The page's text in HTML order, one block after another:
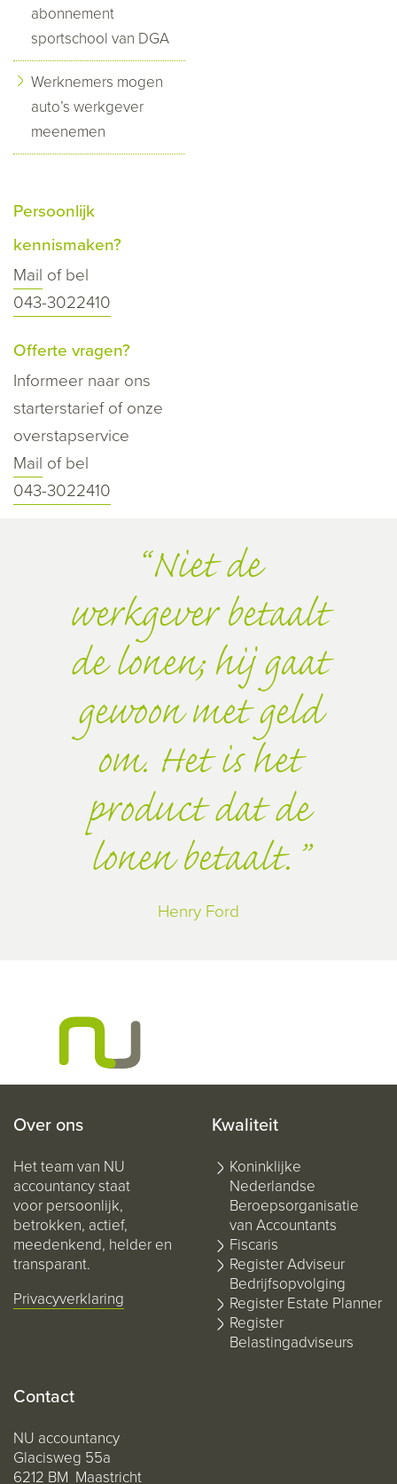
abonnement
sportschool van DGA
Werknemers mogen
auto’s werkgever
meenemen
Persoonlijk
kennismaken?
Mail of bel
043-3022410
Offerte vragen?
Informeer naar ons
starterstarief of onze
overstapservice
Mail of bel
043-3022410
Niet de
werkgever betaalt
de lonen; hij gaat
gewoon met geld
om. Het is het
product dat de
lonen betaalt.
Henry Ford
Over ons
Het team van NU
accountancy staat
voor persoonlijk,
betrokken, actief,
meedenkend, helder en
transparant.
Privacyverklaring
Kwaliteit
Koninklijke
Nederlandse
Beroepsorganisatie
van Accountants
Fiscaris
Register Adviseur
Bedrijfsopvolging
Register Estate Planner
Register
Belastingadviseurs
Contact
NU accountancy
Glacisweg 55a
6212 BM Maastricht